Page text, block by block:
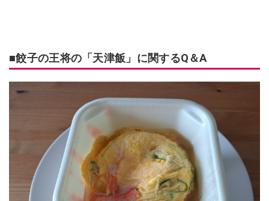
■餃子の王将の「天津飯」に関するQ＆A